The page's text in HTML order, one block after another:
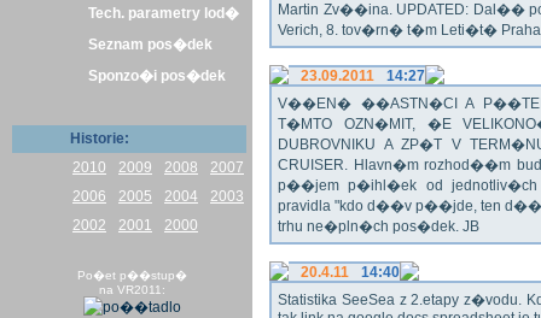
Tech. parametry lod�
Seznam pos�dek
Sponzo�i pos�dek
Historie:
2010
2009 2008
2007
2006
2005 2004
2003
2002
2001 2000
Po�et p��stup�
na VR2011:
Martin Zv��ina. UPDATED: Dal��
Verich, 8. tov�rn� t�m Leti�t� Praha
23.09.2011
14:27
V��EN� ��ASTN�CI A
T�MTO OZN�MIT, �E
DUBROVNIKU A ZP�T V
CRUISER. Hlavn�m rozhod��m
p��jem p�ihl�ek od
pravidla "kdo d��v p��jde, ten
trhu ne�pln�ch pos�dek. JB
20.4.11
14:40
Statistika SeeSea z 2.etapy z�vodu.